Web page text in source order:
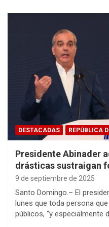
DESTACADAS REPÚBLICA
Presidente Abinader
drásticas sustraigan
9 de septiembre de 2025
Santo Domingo.– El
lunes que toda persona
públicos, “y especialmente